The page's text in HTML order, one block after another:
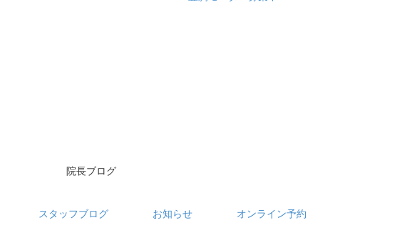
院長ブログ
スタッフブログ お知らせ オンライン予約